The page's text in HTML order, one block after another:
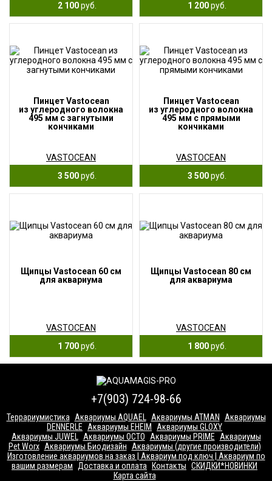
2 100руб.
1 200руб.
Пинцет Vastocean
из углеродного волокна
495 мм с загнутыми
кончиками
VASTOCEAN
3 500руб.
Пинцет Vastocean
из углеродного волокна
495 мм с прямыми
кончиками
VASTOCEAN
3 500руб.
Щипцы Vastocean 60 см
для аквариума
VASTOCEAN
1 700руб.
Щипцы Vastocean 80 см
для аквариума
VASTOCEAN
1 800руб.
+7(903) 724-98-66
Террариумистика Аквариумы AQUAEL Аквариумы ATMAN
Аквариумы
DENNERLE
Аквариумы EHEIM
Аквариумы GLOXY
Аквариумы JUWEL
Аквариумы OCTO Аквариумы PRIME
Аквариумы
Pet Worx Аквариумы Биодизайн
Аквариумы (другие производители)
Изготовление аквариумов на заказ | Аквариум под ключ | Аквариум по
вашим размерам
Доставка и оплата Контакты СКИДКИ*НОВИНКИ
Карта сайта